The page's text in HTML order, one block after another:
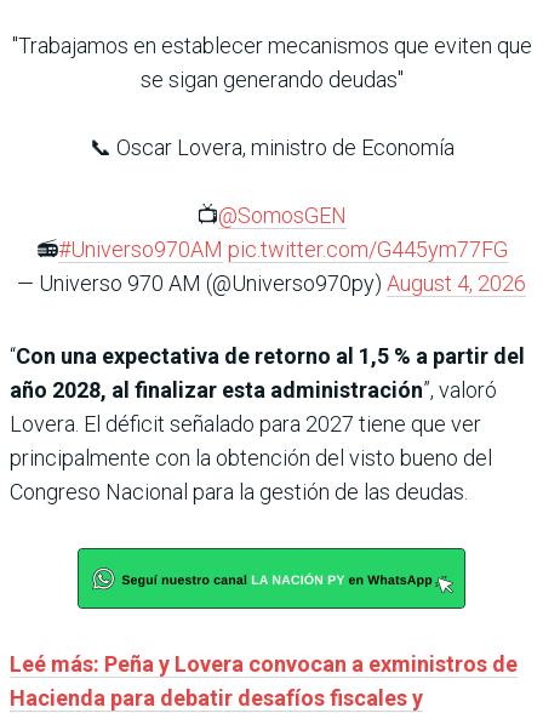
"Trabajamos en establecer mecanismos que eviten que
se sigan generando deudas"
📞 Oscar Lovera, ministro de Economía
📺@SomosGEN
📻#Universo970AM pic.twitter.com/G445ym77FG
— Universo 970 AM (@Universo970py) August 4, 2026
“Con una expectativa de retorno al 1,5 % a partir del
año 2028, al finalizar esta administración”, valoró
Lovera. El déficit señalado para 2027 tiene que ver
principalmente con la obtención del visto bueno del
Congreso Nacional para la gestión de las deudas.
Leé más: Peña y Lovera convocan a exministros de
Hacienda para debatir desafíos fiscales y